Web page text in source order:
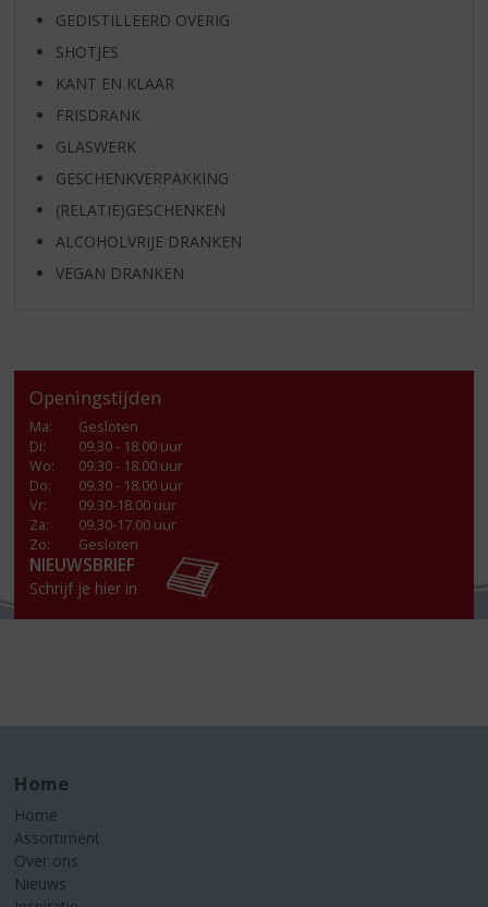
GEDISTILLEERD OVERIG
SHOTJES
KANT EN KLAAR
FRISDRANK
GLASWERK
GESCHENKVERPAKKING
(RELATIE)GESCHENKEN
ALCOHOLVRIJE DRANKEN
VEGAN DRANKEN
Openingstijden
Ma:
Gesloten
Di:
09.30 - 18.00 uur
Wo:
09.30 - 18.00 uur
Do:
09.30 - 18.00 uur
Vr:
09.30-18.00 uur
Za:
09.30-17.00 uur
Zo:
Gesloten
NIEUWSBRIEF
Schrijf je hier in
Home
Home
Assortiment
Over ons
Nieuws